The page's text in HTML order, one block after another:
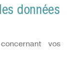
données
vos